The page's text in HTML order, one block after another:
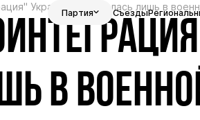
Партия Съезды
Украины выражалась лишь в
В